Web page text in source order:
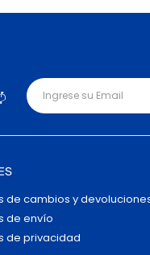
de cambios y
de envío
de privacidad